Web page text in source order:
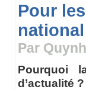
Pour
Par
Pourquoi
d’actualité ?